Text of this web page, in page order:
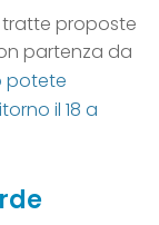
proposte
partenza da
potete
il 18 a